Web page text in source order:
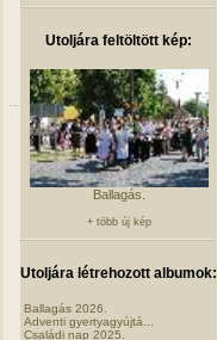
Utoljára feltöltött kép:
Ballagás.
+ több új kép
Utoljára létrehozott albumok:
Ballagás 2026.
Adventi gyertyagyújtá...
Családi nap 2025.